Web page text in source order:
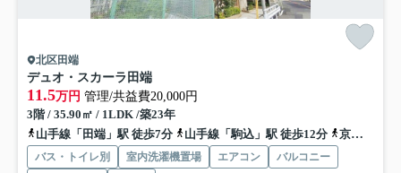
北区田端
デュオ・スカーラ田端
11.5万円 管理/共益費20,000円
3階 / 35.90㎡ / 1LDK /築23年
山手線「田端」駅 徒歩7分
山手線「駒込」駅 徒歩12分 京浜東北線「上中里」駅 徒歩16分
バス・トイレ別 室内洗濯機置場 エアコン
バルコニー